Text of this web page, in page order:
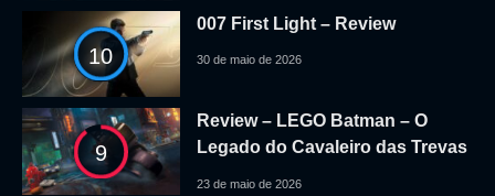
10
007 First Light – Review
30 de maio de 2026
9
Review – LEGO Batman – O
Legado do Cavaleiro das Trevas
23 de maio de 2026